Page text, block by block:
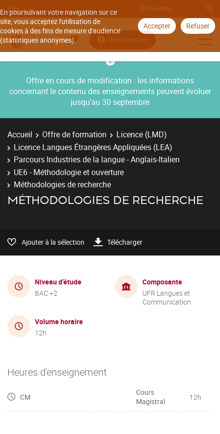
En poursuivant votre navigation sur ce
site, vous acceptez l'utilisation de
cookies à des fins de mesure d'audience
(statistiques anonymes).
Accepter Refuser
Aller à
Se connecter
Offre en cours de modification : les informations
concernant le contenu des enseignements peuvent évoluer
jusqu’au 30 septembre
Accueil Offre de formation
Licence (LMD)
Licence Langues Étrangères Appliquées (LEA)
Parcours Industries de la langue - Anglais-Italien
UE6 - Méthodologie et ouverture
Méthodologies de recherche
MÉTHODOLOGIES DE RECHERCHE
Ajouter à la sélection Télécharger
Niveau d'étude
BAC +2
Composante
UFR Langues et
Communication
Volume horaire
12h
Heures d'enseignement
CM
Cours
Magistral
12h